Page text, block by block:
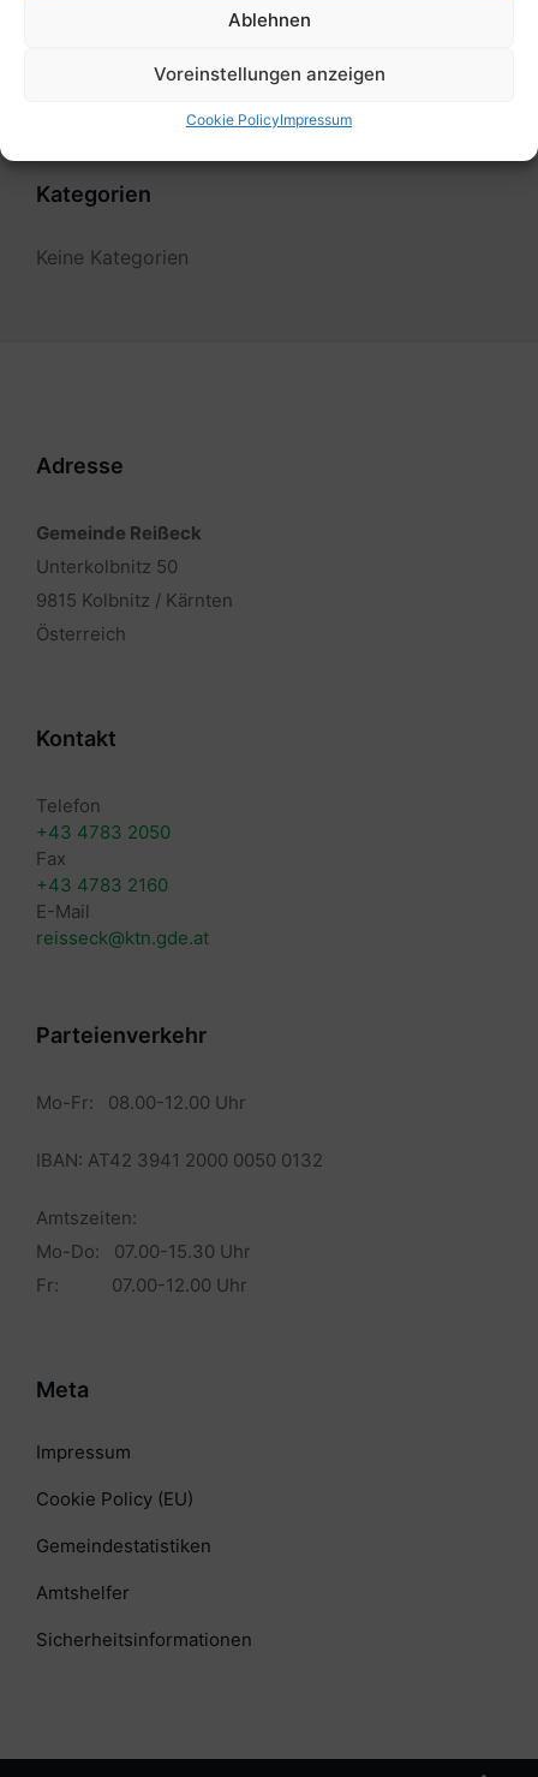
Ablehnen
Voreinstellungen anzeigen
Cookie PolicyImpressum
Kategorien
Keine Kategorien
Adresse
Gemeinde Reißeck
Unterkolbnitz 50
9815 Kolbnitz / Kärnten
Österreich
Kontakt
Telefon
+43 4783 2050
Fax
+43 4783 2160
E-Mail
reisseck@ktn.gde.at
Parteienverkehr
Mo-Fr: 08.00-12.00 Uhr
IBAN: AT42 3941 2000 0050 0132
Amtszeiten:
Mo-Do: 07.00-15.30 Uhr
Fr: 07.00-12.00 Uhr
Meta
Impressum
Cookie Policy (EU)
Gemeindestatistiken
Amtshelfer
Sicherheitsinformationen